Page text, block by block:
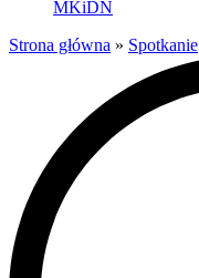
MKiDN
Strona główna » Spotkanie